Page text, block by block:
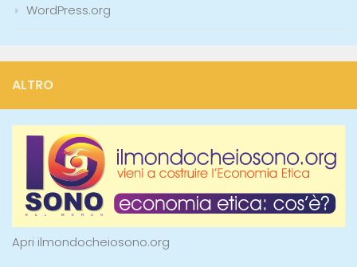
WordPress.org
ALTRO
Apri ilmondocheiosono.org